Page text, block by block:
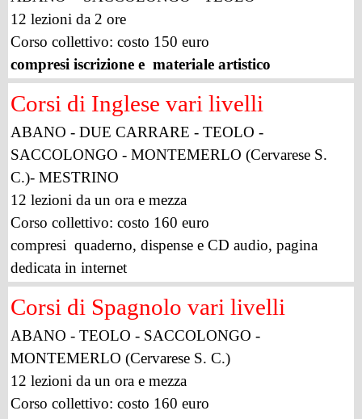
12 lezioni da 2 ore
Corso collettivo: costo 150 euro
compresi iscrizione e materiale artistico
Corsi di Inglese vari livelli
ABANO - DUE CARRARE - TEOLO -
SACCOLONGO - MONTEMERLO (Cervarese S.
C.)- MESTRINO
12 lezioni da un ora e mezza
Corso collettivo: costo 160 euro
compresi quaderno, dispense e CD audio, pagina
dedicata in internet
Corsi di Spagnolo vari livelli
ABANO - TEOLO - SACCOLONGO -
MONTEMERLO (Cervarese S. C.)
12 lezioni da un ora e mezza
Corso collettivo: costo 160 euro